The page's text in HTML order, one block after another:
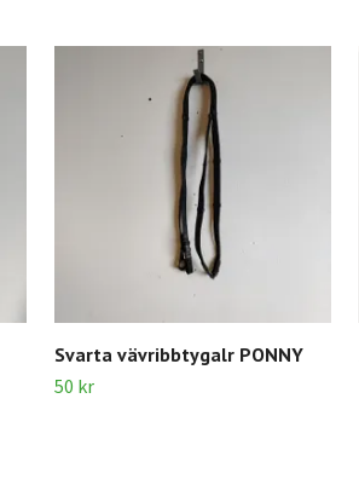
Svarta vävribbtygalr PONNY
50 kr